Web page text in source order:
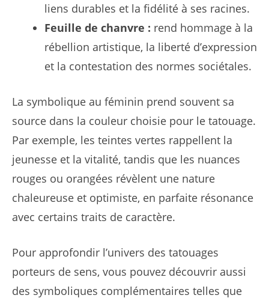
liens durables et la fidélité à ses racines.
Feuille de chanvre : rend hommage à la
rébellion artistique, la liberté d’expression
et la contestation des normes sociétales.
La symbolique au féminin prend souvent sa
source dans la couleur choisie pour le tatouage.
Par exemple, les teintes vertes rappellent la
jeunesse et la vitalité, tandis que les nuances
rouges ou orangées révèlent une nature
chaleureuse et optimiste, en parfaite résonance
avec certains traits de caractère.
Pour approfondir l’univers des tatouages
porteurs de sens, vous pouvez découvrir aussi
des symboliques complémentaires telles que